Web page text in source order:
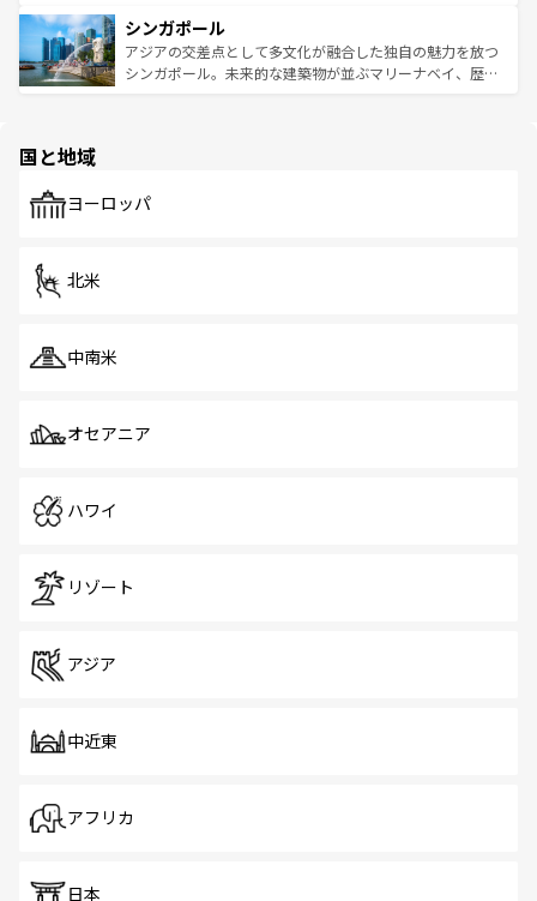
参照してほしい。
激する。気候は一年中温暖で、どの季節にも異なる楽しみ
が待っている。親しみやすいタイの人々、仏教を中心とし
た文化、そして多様な観光資源が、訪れる旅人を魅了し続
み、どこを訪れても感動するはず。観光スポットが密集し
ており、効率よく見どころを回れるのも魅力。息をのむよ
うな絶景から文化的な体験まで、香港を存分に楽しみ尽く
シンガポール
アジアの交差点として多文化が融合した独自の魅力を放つ
シンガポール。未来的な建築物が並ぶマリーナベイ、歴史
で、ホーカーズは地元の風情を楽しめる外せないスポット
国と地域
ヨーロッパ
北米
中南米
オセアニア
ハワイ
リゾート
アジア
中近東
アフリカ
日本